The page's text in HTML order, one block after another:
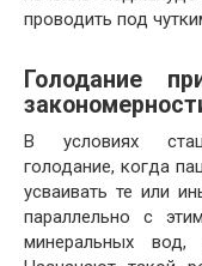
проводить под
Голодание
В условиях
голодание, когда
усваивать те или
параллельно с
минеральных